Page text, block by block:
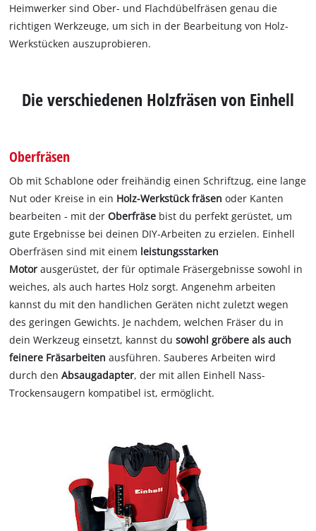
Heimwerker sind Ober- und Flachdübelfräsen genau die
richtigen Werkzeuge, um sich in der Bearbeitung von Holz-
Werkstücken auszuprobieren.
Die verschiedenen Holzfräsen von Einhell
Oberfräsen
Ob mit Schablone oder freihändig einen Schriftzug, eine lange
Nut oder Kreise in ein Holz-Werkstück fräsen oder Kanten
bearbeiten - mit derOberfräse bist du perfekt gerüstet, um
gute Ergebnisse bei deinen DIY-Arbeiten zu erzielen. Einhell
Oberfräsen sind mit einem leistungsstarken
Motor ausgerüstet, der für optimale Fräsergebnisse sowohl in
weiches, als auch hartes Holz sorgt. Angenehm arbeiten
kannst du mit den handlichen Geräten nicht zuletzt wegen
des geringen Gewichts. Je nachdem, welchen Fräser du in
dein Werkzeug einsetzt, kannst dusowohl gröbere als auch
feinere Fräsarbeiten ausführen. Sauberes Arbeiten wird
durch denAbsaugadapter, der mit allen Einhell Nass-
Trockensaugern kompatibel ist, ermöglicht.